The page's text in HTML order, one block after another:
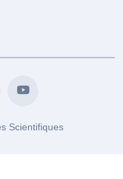
Scientifiques